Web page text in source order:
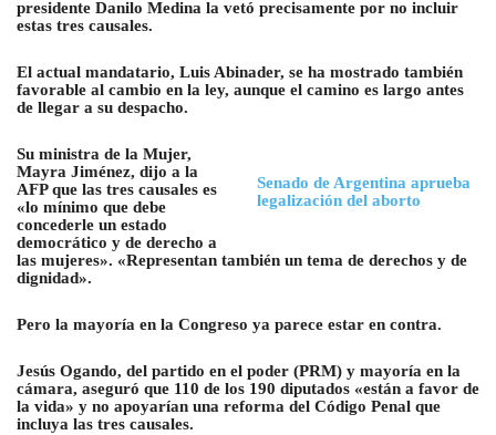
presidente Danilo Medina la vetó precisamente por no incluir
estas tres causales.
El actual mandatario, Luis Abinader, se ha mostrado también
favorable al cambio en la ley, aunque el camino es largo antes
de llegar a su despacho.
Senado de Argentina aprueba
legalización del aborto
Su ministra de la Mujer,
Mayra Jiménez, dijo a la
AFP que las tres causales es
«lo mínimo que debe
concederle un estado
democrático y de derecho a
las mujeres». «Representan también un tema de derechos y de
dignidad».
Pero la mayoría en la Congreso ya parece estar en contra.
Jesús Ogando, del partido en el poder (PRM) y mayoría en la
cámara, aseguró que 110 de los 190 diputados «están a favor de
la vida» y no apoyarían una reforma del Código Penal que
incluya las tres causales.